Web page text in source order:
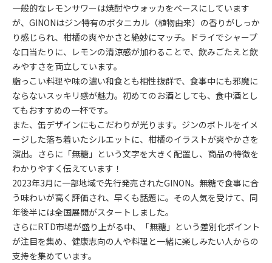
一般的なレモンサワーは焼酎やウォッカをベースにしています
が、GINONはジン特有のボタニカル（植物由来）の香りがしっか
り感じられ、柑橘の爽やかさと絶妙にマッチ。ドライでシャープ
な口当たりに、レモンの清涼感が加わることで、飲みごたえと飲
みやすさを両立しています。
脂っこい料理や味の濃い和食とも相性抜群で、食事中にも邪魔に
ならないスッキリ感が魅力。初めてのお酒としても、食中酒とし
てもおすすめの一杯です。
また、缶デザインにもこだわりが光ります。ジンのボトルをイメ
ージした落ち着いたシルエットに、柑橘のイラストが爽やかさを
演出。さらに「無糖」という文字を大きく配置し、商品の特徴を
わかりやすく伝えています！
2023年3月に一部地域で先行発売されたGINON。無糖で食事に合
う味わいが高く評価され、早くも話題に。その人気を受けて、同
年後半には全国展開がスタートしました。
さらにRTD市場が盛り上がる中、「無糖」という差別化ポイント
が注目を集め、健康志向の人や料理と一緒に楽しみたい人からの
支持を集めています。